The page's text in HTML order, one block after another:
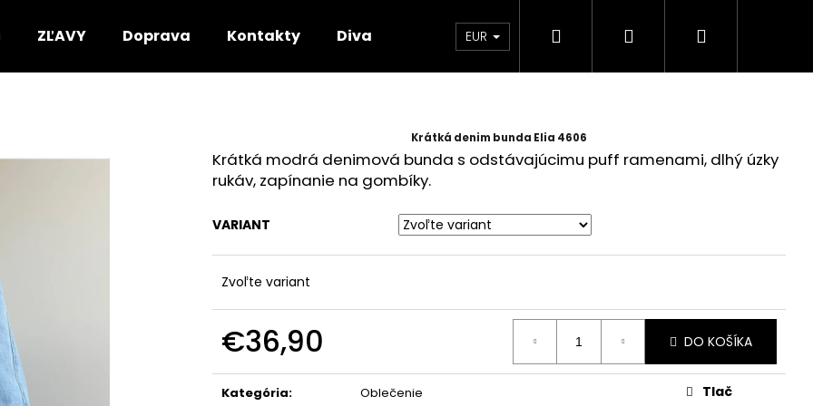
ZĽAVY Doprava Kontakty DivaRio Ambasador
EUR Hľadať PrihlásenieNákupný
Krátká denim bunda Elia 4606
Krátká modrá denimová bunda s odstávajúcimu puff ramenami, dlhý úzky
rukáv, zapínanie na gombíky.
VARIANT
Zvoľte variant
€36,90 DO KOŠÍKA
Kategória: Oblečenie
Tlač
HĽADAŤ